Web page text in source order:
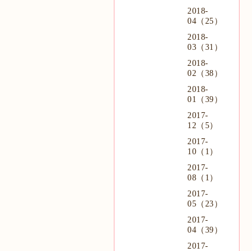
2018-
04（25）
2018-
03（31）
2018-
02（38）
2018-
01（39）
2017-
12（5）
2017-
10（1）
2017-
08（1）
2017-
05（23）
2017-
04（39）
2017-